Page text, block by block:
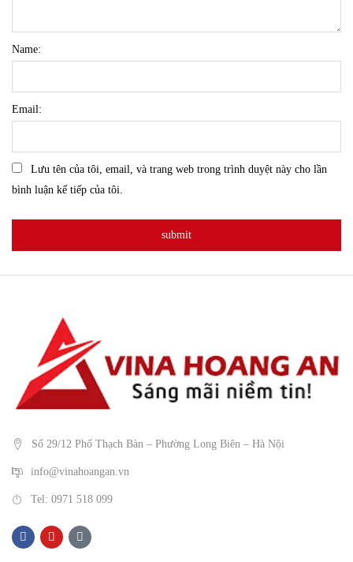
Name:
Email:
Lưu tên của tôi, email, và trang web trong trình duyệt này cho lần
bình luận kế tiếp của tôi.
Số 29/12 Phố Thạch Bàn – Phường Long Biên – Hà Nội
info@vinahoangan.vn
Tel: 0971 518 099